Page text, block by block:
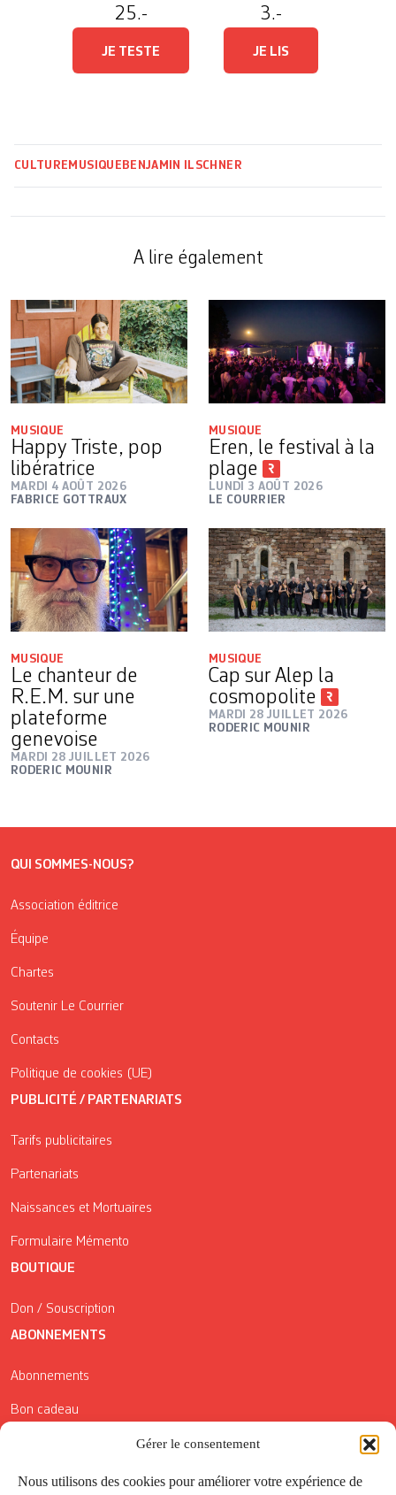
Gérer le consentement
Nous utilisons des cookies pour améliorer votre expérience de
25.-
JE TESTE
3.-
JE LIS
CULTURE MUSIQUE BENJAMIN ILSCHNER
A lire également
MUSIQUE
Happy Triste, pop
libératrice
MARDI 4 AOÛT 2026
FABRICE GOTTRAUX
MUSIQUE
Eren, le festival à la
plage
LUNDI 3 AOÛT 2026
LE COURRIER
MUSIQUE
Le chanteur de
R.E.M. sur une
plateforme
genevoise
MARDI 28 JUILLET 2026
RODERIC MOUNIR
MUSIQUE
Cap sur Alep la
cosmopolite
MARDI 28 JUILLET 2026
RODERIC MOUNIR
QUI SOMMES-NOUS?
Association éditrice
Équipe
Chartes
Soutenir Le Courrier
Contacts
Politique de cookies (UE)
PUBLICITÉ / PARTENARIATS
Tarifs publicitaires
Partenariats
Naissances et Mortuaires
Formulaire Mémento
BOUTIQUE
Don / Souscription
ABONNEMENTS
Abonnements
Bon cadeau
Conditions générales de vente
Réductions de la Carte Côté Courrier